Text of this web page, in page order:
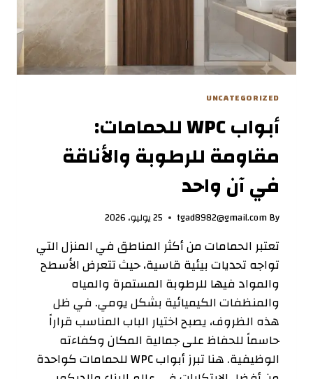
UNCATEGORIZED
أبواب WPC للحمامات:
مقاومة للرطوبة والأناقة
في آن واحد
By
tgad8982@gmail.com 25 يوليو، 2026
تعتبر الحمامات من أكثر المناطق في المنزل التي
تواجه تحديات بيئية قاسية، حيث تتعرض الأسطح
والمواد فيها للرطوبة المستمرة والمياه
والمنظفات الكيميائية بشكل يومي. في ظل
هذه الظروف، يصبح اختيار الباب المناسب قراراً
حاسماً للحفاظ على جمالية المكان وكفاءته
الوظيفية. هنا تبرز أبواب WPC للحمامات كواحدة